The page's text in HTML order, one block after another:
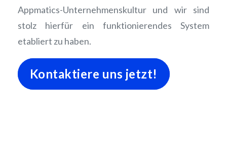
Appmatics-Unternehmenskultur und wir sind
stolz hierfür ein funktionierendes System
etabliert zu haben.
Kontaktiere uns jetzt!